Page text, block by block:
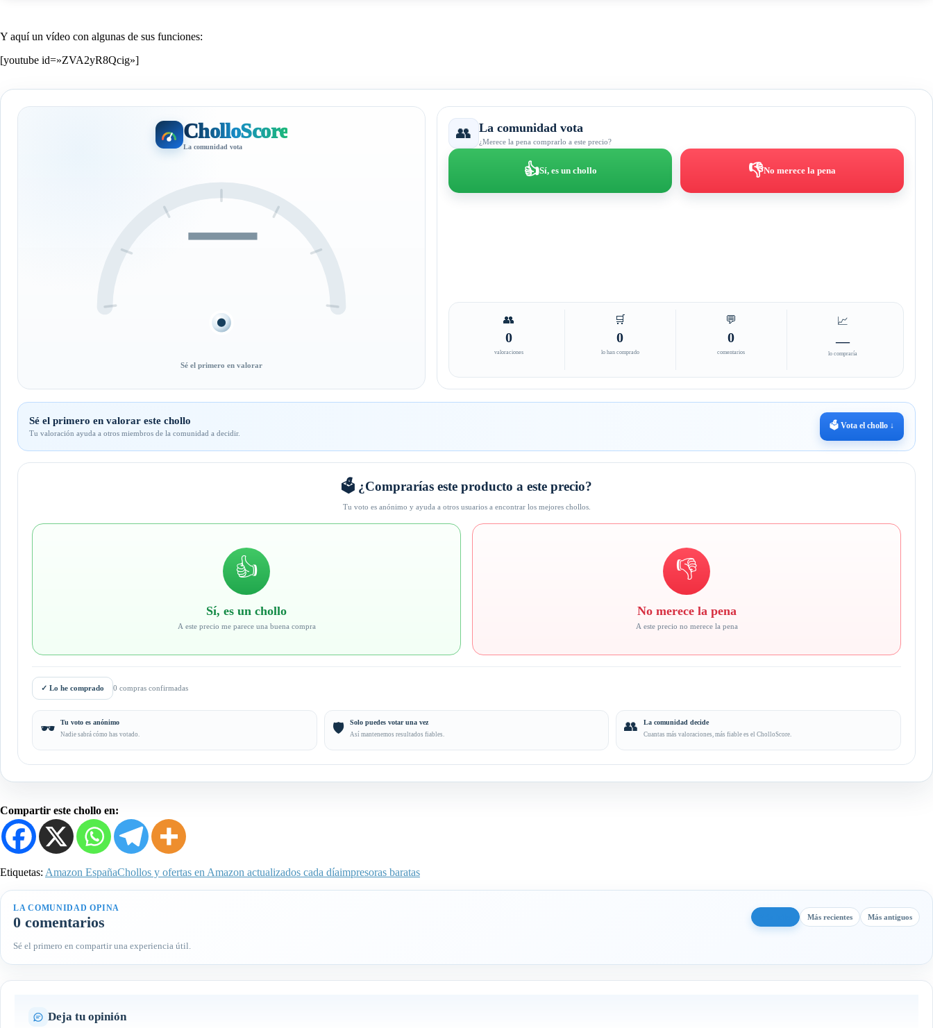
Y aquí un vídeo con algunas de sus funciones:
[youtube id=»ZVA2yR8Qcig»]
CholloScore
La comunidad vota
—
Sé el primero en valorar
👥 La comunidad vota
¿Merece la pena comprarlo a este precio?
👍Sí, es un chollo 👎No merece la pena
👥
0
valoraciones
🛒
0
lo han comprado
💬
0
comentarios
📈
—
lo compraría
Sé el primero en valorar este chollo
Tu valoración ayuda a otros miembros de la comunidad a decidir.
🗳️ Vota el chollo ↓
🗳️ ¿Comprarías este producto a este precio?
Tu voto es anónimo y ayuda a otros usuarios a encontrar los mejores chollos.
👍
Sí, es un chollo
A este precio me parece una buena compra
👎
No merece la pena
A este precio no merece la pena
✓ Lo he comprado 0 compras confirmadas
🕶️ Tu voto es anónimo
Nadie sabrá cómo has votado. 🛡️ Solo puedes votar una vez
Así mantenemos resultados fiables.
👥 La comunidad decide
Cuantas más valoraciones, más fiable es el CholloScore.
Compartir este chollo en:
Etiquetas: Amazon EspañaChollos y ofertas en Amazon actualizados cada díaimpresoras baratas
LA COMUNIDAD OPINA
0 comentarios Más recientes Más antiguos
Sé el primero en compartir una experiencia útil.
Deja tu opinión